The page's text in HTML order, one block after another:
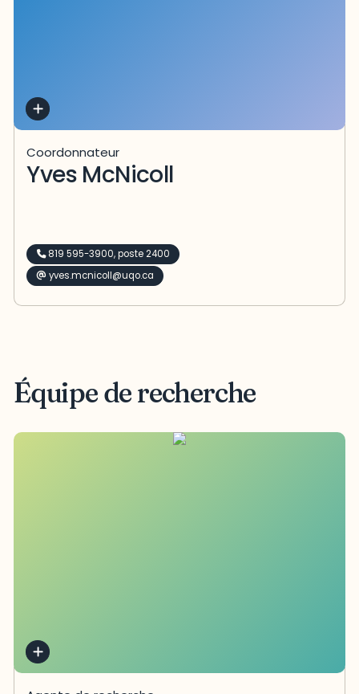
Coordonnateur
Yves McNicoll
819 595-3900, poste 2400
yves.mcnicoll@uqo.ca
Équipe de recherche